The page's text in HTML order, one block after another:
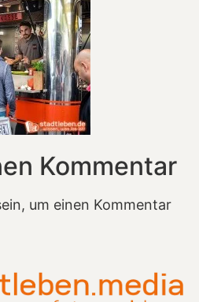
Kommentar
um einen Kommentar